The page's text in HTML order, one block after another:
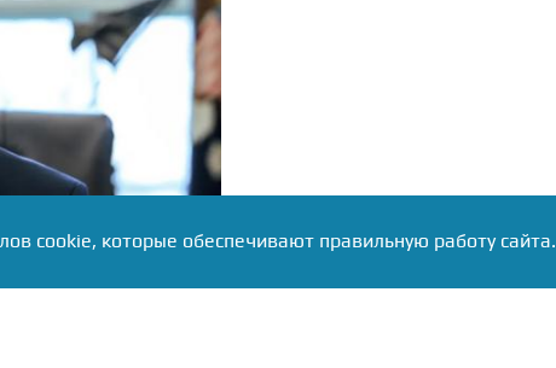
cookie, которые обеспечивают правильную работу сайта.